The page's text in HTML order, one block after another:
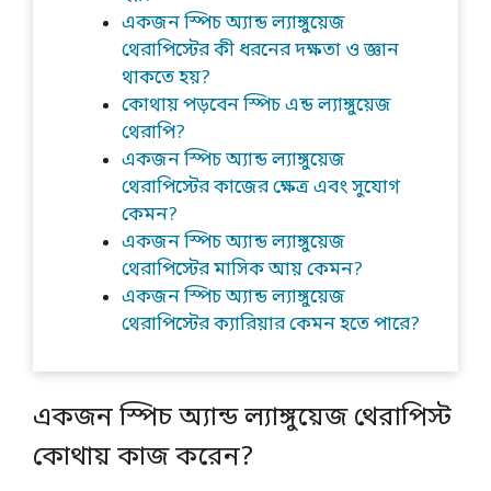
একজন স্পিচ অ্যান্ড ল্যাঙ্গুয়েজ
থেরাপিস্টের কী ধরনের দক্ষতা ও জ্ঞান
থাকতে হয়?
কোথায় পড়বেন স্পিচ এন্ড ল্যাঙ্গুয়েজ
থেরাপি?
একজন স্পিচ অ্যান্ড ল্যাঙ্গুয়েজ
থেরাপিস্টের কাজের ক্ষেত্র এবং সুযোগ
কেমন?
একজন স্পিচ অ্যান্ড ল্যাঙ্গুয়েজ
থেরাপিস্টের মাসিক আয় কেমন?
একজন স্পিচ অ্যান্ড ল্যাঙ্গুয়েজ
থেরাপিস্টের ক্যারিয়ার কেমন হতে পারে?
একজন স্পিচ অ্যান্ড ল্যাঙ্গুয়েজ থেরাপিস্ট
কোথায় কাজ করেন?